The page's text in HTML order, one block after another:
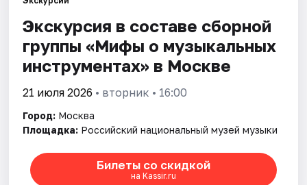
Города
Площадки
Артисты
Рейтинги
Экскурсия в составе сборной
группы «Мифы о музыкальных
инструментах» в Москве
21 июля 2026 • вторник • 16:00
Город: Москва
Площадка: Российский национальный музей музыки
Билеты со скидкой
на Kassir.ru